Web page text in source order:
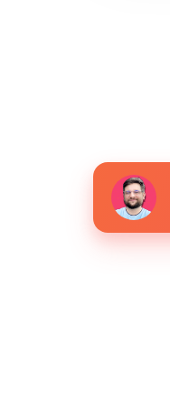
Masz
dodatkowe
pytania?